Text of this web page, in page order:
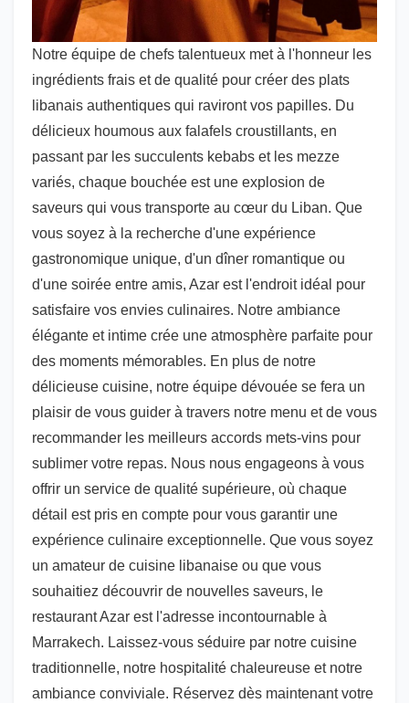
Notre équipe de chefs talentueux met à l'honneur les
ingrédients frais et de qualité pour créer des plats
libanais authentiques qui raviront vos papilles. Du
délicieux houmous aux falafels croustillants, en
passant par les succulents kebabs et les mezze
variés, chaque bouchée est une explosion de
saveurs qui vous transporte au cœur du Liban. Que
vous soyez à la recherche d'une expérience
gastronomique unique, d'un dîner romantique ou
d'une soirée entre amis, Azar est l'endroit idéal pour
satisfaire vos envies culinaires. Notre ambiance
élégante et intime crée une atmosphère parfaite pour
des moments mémorables. En plus de notre
délicieuse cuisine, notre équipe dévouée se fera un
plaisir de vous guider à travers notre menu et de vous
recommander les meilleurs accords mets-vins pour
sublimer votre repas. Nous nous engageons à vous
offrir un service de qualité supérieure, où chaque
détail est pris en compte pour vous garantir une
expérience culinaire exceptionnelle. Que vous soyez
un amateur de cuisine libanaise ou que vous
souhaitiez découvrir de nouvelles saveurs, le
restaurant Azar est l'adresse incontournable à
Marrakech. Laissez-vous séduire par notre cuisine
traditionnelle, notre hospitalité chaleureuse et notre
ambiance conviviale. Réservez dès maintenant votre